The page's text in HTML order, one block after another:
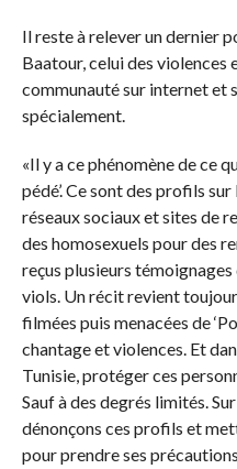
Il reste à relever un dernier
Baatour, celui des violences
communauté sur internet et
spécialement.
«Il y a ce phénomène de ce
pédé’. Ce sont des profils
réseaux sociaux et sites de
des homosexuels pour des
reçus plusieurs témoignages
viols. Un récit revient
filmées puis menacées de
chantage et violences. Et
Tunisie, protéger ces
Sauf à des degrés limités.
dénonçons ces profils et
pour prendre ses